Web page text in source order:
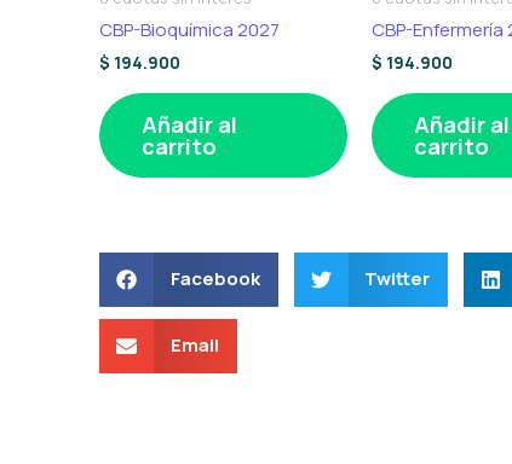
CBP-Bioquímica 2027
$ 194.900
Añadir al
carrito
CBP-Enfermería
$ 194.900
Añadir al
carrito
Facebook Twitter
Email